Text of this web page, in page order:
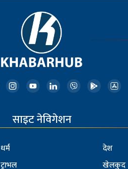
साइट नेविगेशन
धर्म
ट्राभल
देश
खेलकुद